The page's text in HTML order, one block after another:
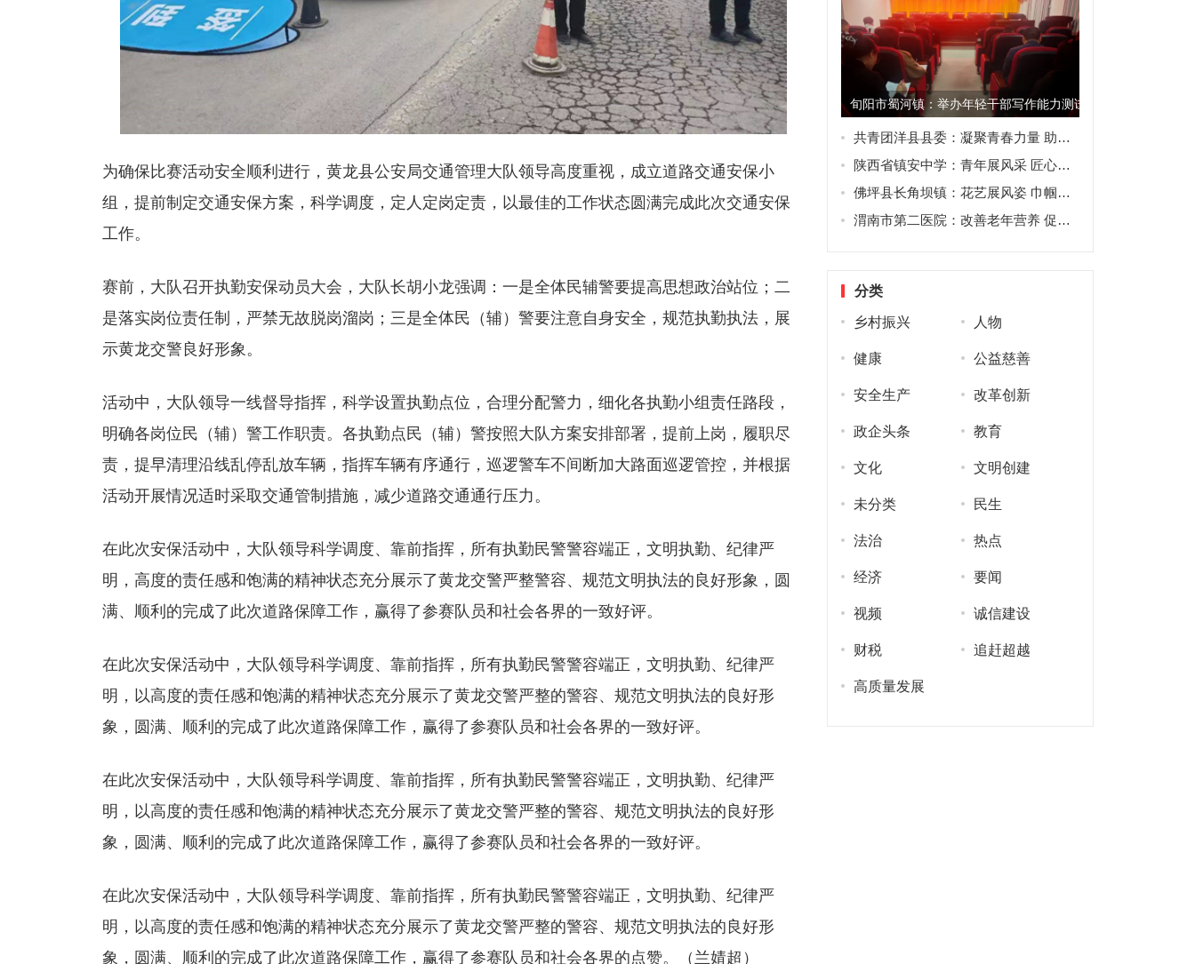
为确保比赛活动安全顺利进行，黄龙县公安局交通管理大队领导高度重视，成立道路交通安保小
组，提前制定交通安保方案，科学调度，定人定岗定责，以最佳的工作状态圆满完成此次交通安保
工作。
赛前，大队召开执勤安保动员大会，大队长胡小龙强调：一是全体民辅警要提高思想政治站位；二
是落实岗位责任制，严禁无故脱岗溜岗；三是全体民（辅）警要注意自身安全，规范执勤执法，展
示黄龙交警良好形象。
活动中，大队领导一线督导指挥，科学设置执勤点位，合理分配警力，细化各执勤小组责任路段，
明确各岗位民（辅）警工作职责。各执勤点民（辅）警按照大队方案安排部署，提前上岗，履职尽
责，提早清理沿线乱停乱放车辆，指挥车辆有序通行，巡逻警车不间断加大路面巡逻管控，并根据
活动开展情况适时采取交通管制措施，减少道路交通通行压力。
在此次安保活动中，大队领导科学调度、靠前指挥，所有执勤民警警容端正，文明执勤、纪律严
明，高度的责任感和饱满的精神状态充分展示了黄龙交警严整警容、规范文明执法的良好形象，圆
满、顺利的完成了此次道路保障工作，赢得了参赛队员和社会各界的一致好评。
在此次安保活动中，大队领导科学调度、靠前指挥，所有执勤民警警容端正，文明执勤、纪律严
明，以高度的责任感和饱满的精神状态充分展示了黄龙交警严整的警容、规范文明执法的良好形
象，圆满、顺利的完成了此次道路保障工作，赢得了参赛队员和社会各界的一致好评。
在此次安保活动中，大队领导科学调度、靠前指挥，所有执勤民警警容端正，文明执勤、纪律严
明，以高度的责任感和饱满的精神状态充分展示了黄龙交警严整的警容、规范文明执法的良好形
象，圆满、顺利的完成了此次道路保障工作，赢得了参赛队员和社会各界的一致好评。
在此次安保活动中，大队领导科学调度、靠前指挥，所有执勤民警警容端正，文明执勤、纪律严
明，以高度的责任感和饱满的精神状态充分展示了黄龙交警严整的警容、规范文明执法的良好形
象，圆满、顺利的完成了此次道路保障工作，赢得了参赛队员和社会各界的点赞。（兰婧超）
旬阳市蜀河镇：举办年轻干部写作能力测试 打造高素质干部“
共青团洋县县委：凝聚青春力量 助力家乡发展
陕西省镇安中学：青年展风采 匠心筑课堂
佛坪县长角坝镇：花艺展风姿 巾帼绽芳华
渭南市第二医院：改善老年营养 促进老年健康
分类
乡村振兴 人物
健康 公益慈善
安全生产 改革创新
政企头条 教育
文化 文明创建
未分类 民生
法治 热点
经济 要闻
视频 诚信建设
财税 追赶超越
高质量发展